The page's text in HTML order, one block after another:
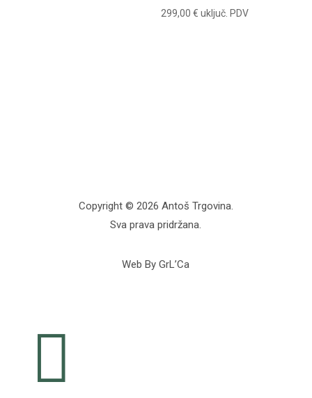
299,00€ uključ. PDV
Copyright © 2026 Antoš Trgovina.
Sva prava pridržana.
Web By GrL’Ca
